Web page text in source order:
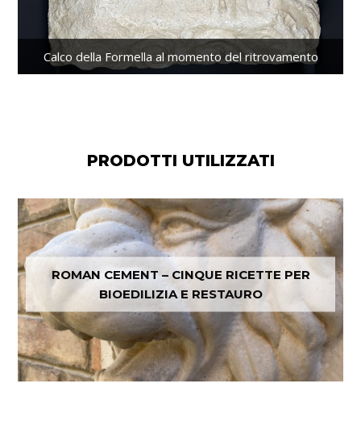
Calco della Formella al momento del ritrovamento
PRODOTTI UTILIZZATI
ROMAN CEMENT – CINQUE RICETTE PER
BIOEDILIZIA E RESTAURO